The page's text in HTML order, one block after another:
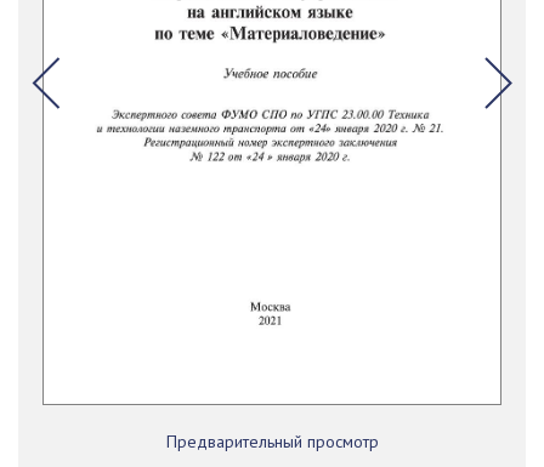
Предварительный просмотр